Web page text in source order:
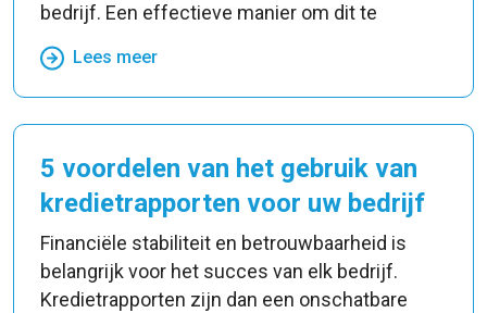
bedrijf. Een effectieve manier om dit te
Lees meer
5 voordelen van het gebruik van
kredietrapporten voor uw bedrijf
Financiële stabiliteit en betrouwbaarheid is
belangrijk voor het succes van elk bedrijf.
Kredietrapporten zijn dan een onschatbare